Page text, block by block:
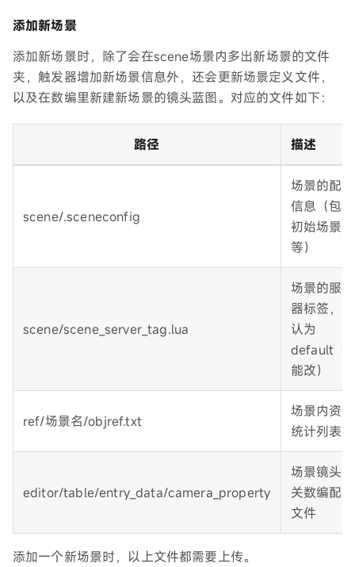
添加新场景
添加新场景时，除了会在scene场景内多出新场景的文件
夹，触发器增加新场景信息外，还会更新场景定义文件，
以及在数编里新建新场景的镜头蓝图。对应的文件如下：
路径 描述
scene/.sceneconfig
场景的配置
信息（包括
初始场景
等）
scene/scene_server_tag.lua
场景的服务
器标签，默
认为
default（
能改）
ref/场景名/objref.txt
场景内资源
统计列表
editor/table/entry_data/camera_property
场景镜头相
关数编配置
文件
添加一个新场景时，以上文件都需要上传。